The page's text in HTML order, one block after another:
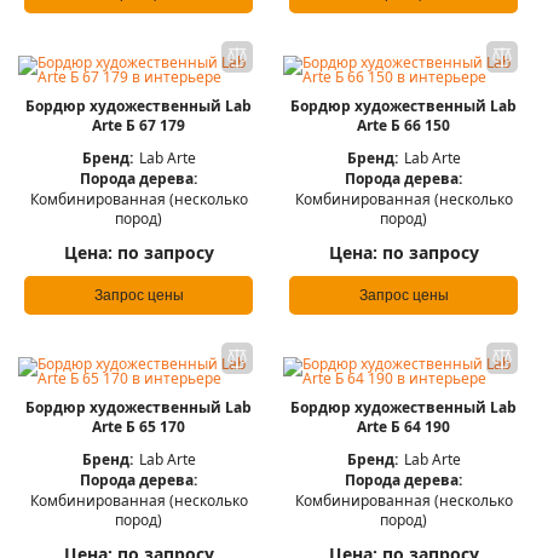
Бордюр художественный Lab
Arte Б 67 179
Бренд: Lab Arte
Порода дерева:
Комбинированная (несколько
пород)
Цена: по запросу
Запрос цены
Бордюр художественный Lab
Arte Б 66 150
Бренд: Lab Arte
Порода дерева:
Комбинированная (несколько
пород)
Цена: по запросу
Запрос цены
Бордюр художественный Lab
Arte Б 65 170
Бренд: Lab Arte
Порода дерева:
Комбинированная (несколько
пород)
Бордюр художественный Lab
Arte Б 64 190
Бренд: Lab Arte
Порода дерева:
Комбинированная (несколько
пород)